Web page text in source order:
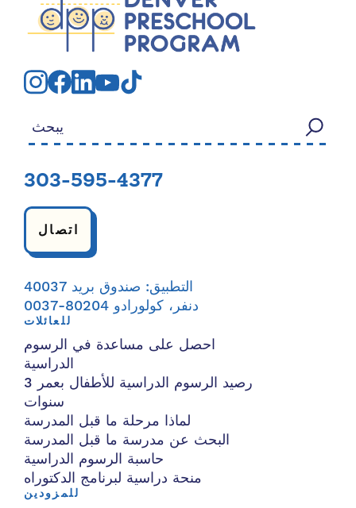
303-595-4377
اتصال
التطبيق: صندوق بريد 40037
دنفر، كولورادو 80204-0037
للعائلات
احصل على مساعدة في الرسوم
الدراسية
رصيد الرسوم الدراسية للأطفال بعمر 3
سنوات
لماذا مرحلة ما قبل المدرسة
البحث عن مدرسة ما قبل المدرسة
حاسبة الرسوم الدراسية
منحة دراسية لبرنامج الدكتوراه
للمزودين